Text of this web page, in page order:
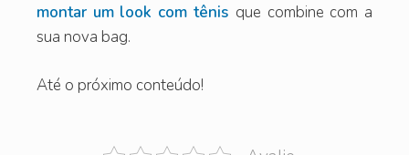
montar um look com tênis que combine com a
sua nova bag.
Até o próximo conteúdo!